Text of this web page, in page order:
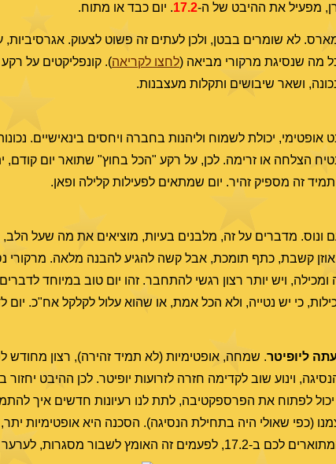
מפעיל את ההיבט של ה-17.2. יום כבד או מתוח.
לא שומרים בבטן, ולכן לעתים זה פשוט לצעוק.
מה שנסיגת מרקורי מביאה (לחצו לקריאה). קונפליקטים על
ושאר שיבושים ותקלות מעצבנות.
אופטימי, יכולת לשמוח וליהנות בחברה ויחסים בינאישיים.
הצלחה או זרימה. לכן, על רקע "הכל בחוץ" שתואר יום קודם,
זה מספיק זהיר. יום שמתאים לפעילות קלילה ופאן.
ונוס. מדברים על זה, מלבנים בעיות, מוציאים את מה שעל
קשבת, כתף תומכת, אבל קשה להגיע להבנה מלאה. מרקורי
ויש יותר רצון רגשי להתחבר. זהו יום טוב במיוחד
כי יש נטייה, ולא הכל אמת, או שהוא עלול לקלקל אח"כ.
ליופיטר. שמחה, אופטימיות (לא תמיד זהירה), רצון מחודש
לפתוח את הפרספקטיבה, לתת לנו רעיונות חדשים איך
(כפי שאולי היה בתחילת הנסיגה). הסכנה היא אופטימיות
יחסי סאטורן-אורנוס המתוארים לכם ב-17.2, לפעמים זה